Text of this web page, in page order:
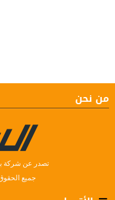
من نحن
تصدر عن شركة
جميع الحقوق